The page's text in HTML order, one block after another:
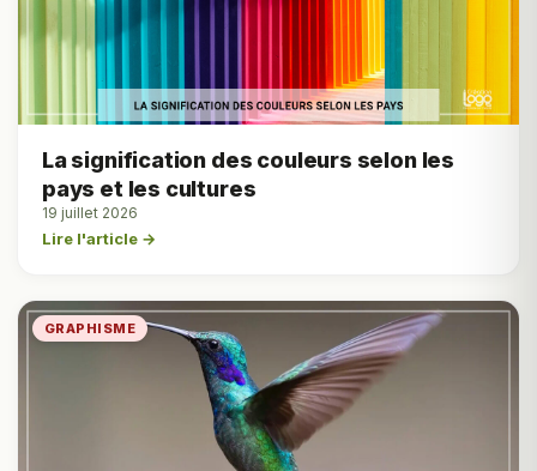
La signification des couleurs selon les
pays et les cultures
19 juillet 2026
Lire l'article →
GRAPHISME